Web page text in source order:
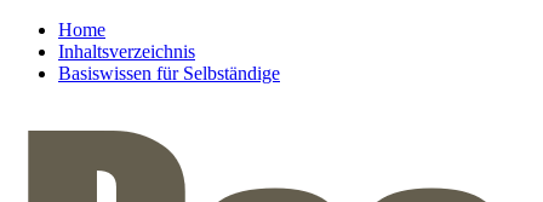
Home
Inhaltsverzeichnis
Basiswissen für Selbständige